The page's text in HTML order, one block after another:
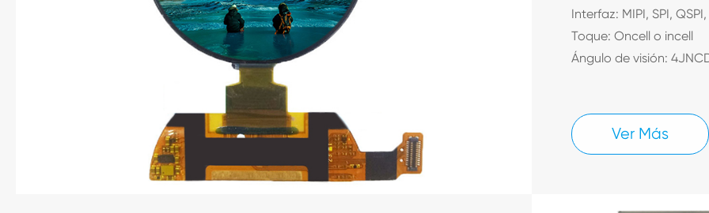
Interfaz: MIPI, SPI,
Toque: Oncell o incell
Ángulo de visión:
Ver Más